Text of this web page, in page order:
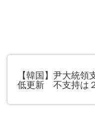
【韓国】尹大統
低更新 不支持は